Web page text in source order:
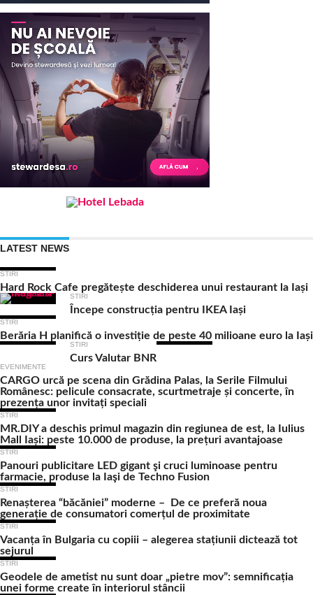
LATEST NEWS
STIRI
Hard Rock Cafe pregătește deschiderea unui restaurant la Iași
STIRI
Începe construcția pentru IKEA Iași
STIRI
Berăria H planifică o investiție de peste 40 milioane euro la Iași
STIRI
Curs Valutar BNR
EVENIMENTE
CARGO urcă pe scena din Grădina Palas, la Serile Filmului
Românesc: pelicule consacrate, scurtmetraje și concerte, în
prezența unor invitați speciali
STIRI
MR.DIY a deschis primul magazin din regiunea de est, la Iulius
Mall Iași: peste 10.000 de produse, la prețuri avantajoase
STIRI
Panouri publicitare LED gigant şi cruci luminoase pentru
farmacie, produse la Iaşi de Techno Fusion
STIRI
Renașterea “băcăniei” moderne – De ce preferă noua
generație de consumatori comerțul de proximitate
STIRI
Vacanța în Bulgaria cu copiii – alegerea stațiunii dictează tot
sejurul
STIRI
Geodele de ametist nu sunt doar „pietre mov”: semnificația
unei forme create în interiorul stâncii